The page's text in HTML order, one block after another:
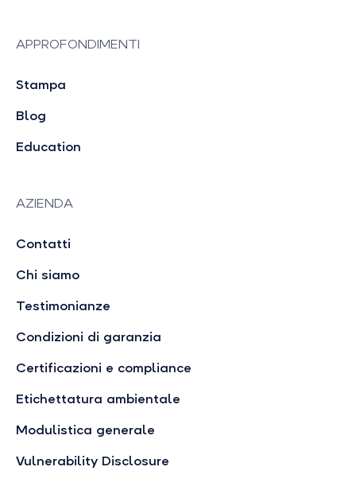
APPROFONDIMENTI
Stampa
Blog
Education
AZIENDA
Contatti
Chi siamo
Testimonianze
Condizioni di garanzia
Certificazioni e compliance
Etichettatura ambientale
Modulistica generale
Vulnerability Disclosure